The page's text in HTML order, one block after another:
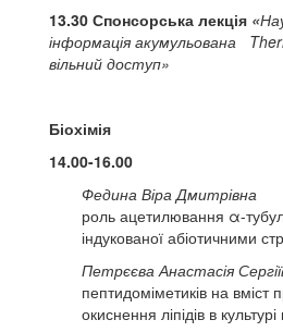
13.30 Спонсорська лекція «
інформація акумульована
вільний доступ»
Біохімія
14.00-16.00
Федина Віра Дмитрівна
роль ацетилювання α-
індукованої абіотичними
Петрєєва Анастасія
пептидоміметиків на вміст
окиснення ліпідів в